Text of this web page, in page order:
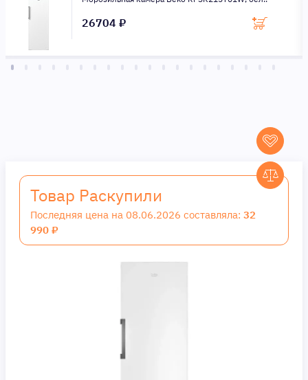
26704 ₽
Товар Раскупили
Последняя цена на 08.06.2026 составляла: 32
990 ₽